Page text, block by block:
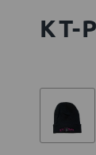
KT-